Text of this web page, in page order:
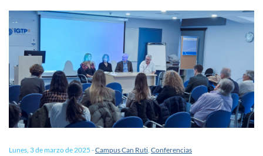
Lunes, 3 de marzo de 2025 -Campus Can Ruti Conferencias